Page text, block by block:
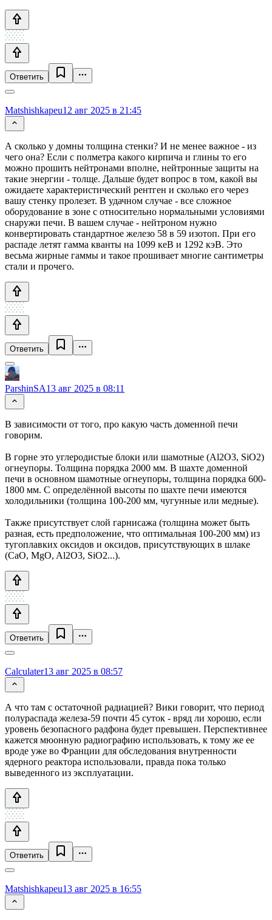
Ответить
Matshishkapeu12 авг 2025 в 21:45
А сколько у домны толщина стенки? И не менее важное - из
чего она? Если с полметра какого кирпича и глины то его
можно прошить нейтронами вполне, нейтронные защиты на
такие энергии - толще. Дальше будет вопрос в том, какой вы
ожидаете характеристический рентген и сколько его через
вашу стенку пролезет. В удачном случае - все сложное
оборудование в зоне с относительно нормальными условиями
снаружи печи. В вашем случае - нейтроном нужно
конвертировать стандартное железо 58 в 59 изотоп. При его
распаде летят гамма кванты на 1099 кеВ и 1292 кэВ. Это
весьма жирные гаммы и такое прошивает многие сантиметры
стали и прочего.
Ответить
ParshinSA13 авг 2025 в 08:11
В зависимости от того, про какую часть доменной печи
говорим.
В горне это углеродистые блоки или шамотные (Al2O3, SiO2)
огнеупоры. Толщина порядка 2000 мм. В шахте доменной
печи в основном шамотные огнеупоры, толщина порядка 600-
1800 мм. С определённой высоты по шахте печи имеются
холодильники (толщина 100-200 мм, чугунные или медные).
Также присутствует слой гарнисажа (толщина может быть
разная, есть предположение, что оптимальная 100-200 мм) из
тугоплавких оксидов и оксидов, присутствующих в шлаке
(CaO, MgO, Al2O3, SiO2...).
Ответить
Calculater13 авг 2025 в 08:57
А что там с остаточной радиацией? Вики говорит, что период
полураспада железа-59 почти 45 суток - вряд ли хорошо, если
уровень безопасного радфона будет превышен. Перспективнее
кажется мюонную радиографию использовать, к тому же ее
вроде уже во Франции для обследования внутренности
ядерного реактора использовали, правда пока только
выведенного из эксплуатации.
Ответить
Matshishkapeu13 авг 2025 в 16:55